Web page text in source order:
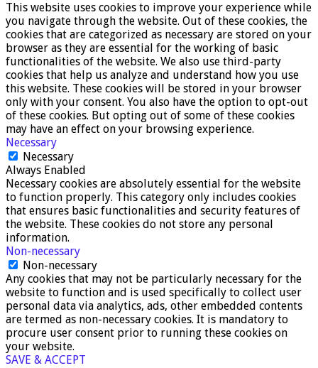
This website uses cookies to improve your experience while
you navigate through the website. Out of these cookies, the
cookies that are categorized as necessary are stored on your
browser as they are essential for the working of basic
functionalities of the website. We also use third-party
cookies that help us analyze and understand how you use
this website. These cookies will be stored in your browser
only with your consent. You also have the option to opt-out
of these cookies. But opting out of some of these cookies
may have an effect on your browsing experience.
Necessary
Necessary
Always Enabled
Necessary cookies are absolutely essential for the website
to function properly. This category only includes cookies
that ensures basic functionalities and security features of
the website. These cookies do not store any personal
information.
Non-necessary
Non-necessary
Any cookies that may not be particularly necessary for the
website to function and is used specifically to collect user
personal data via analytics, ads, other embedded contents
are termed as non-necessary cookies. It is mandatory to
procure user consent prior to running these cookies on
your website.
SAVE & ACCEPT